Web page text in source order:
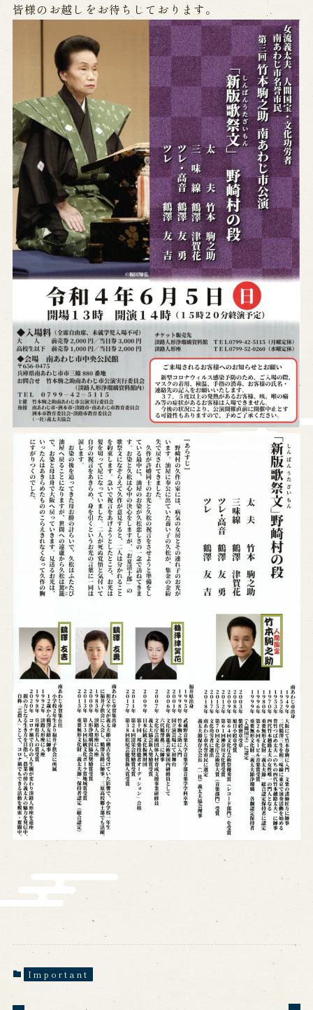
Touring show
School Visit
海外旅行客向け特別公演「くにうみ」
History
Awaji Island and the Myth of the
Birth of the Nation
History of Awaji Ningyo Joruri
Awaji Ningyo Joruri's original
performance
Awaji Ningyo Joruri (Puppet
Theater) Spreading
Traditional Performing Arts in
Minami-Awaji City
Usage Info
Opening Dates and Admission
Access
Indoor Introduction
Contact Us
FAQ Email us Call us
Reservation
Online Reservation
Reservation via e-mail form
Phone Reservations
求人情報
※株式会社うずのくに南あわじの求人情報ページへ移動します
関連施設
通販サイトうずのくに
道の駅うずしお
うずの丘大鳴門橋記念館
皆様のお越しをお待ちしております。
Important